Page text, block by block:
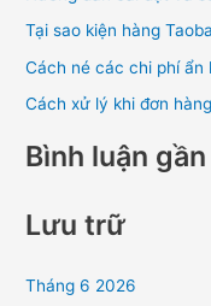
:
Tại sao kiện hàng
Cách né các chi phí ẩn
Cách xử lý khi đơn
Bình luận
Lưu trữ
Tháng 6 2026